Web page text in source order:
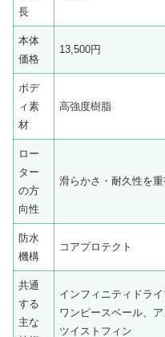
長
本体
価格
13,500円
ボデ
ィ素
材
高強度樹脂
ロー
ター
の方
向性
滑らかさ・耐久性を重
防水
機構
コアプロテクト
共通
する
主な
インフィニティドライ
ワンピースベール、ア
ツイストフィン